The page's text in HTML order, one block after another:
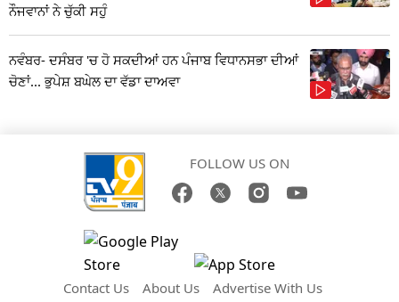
ਨੌਜਵਾਨਾਂ ਨੇ ਚੁੱਕੀ ਸਹੁੰ
ਨਵੰਬਰ- ਦਸੰਬਰ 'ਚ ਹੋ ਸਕਦੀਆਂ ਹਨ ਪੰਜਾਬ ਵਿਧਾਨਸਭਾ ਦੀਆਂ
ਚੋਣਾਂ... ਭੁਪੇਸ਼ ਬਘੇਲ ਦਾ ਵੱਡਾ ਦਾਅਵਾ
FOLLOW US ON
Contact Us About Us Advertise With Us